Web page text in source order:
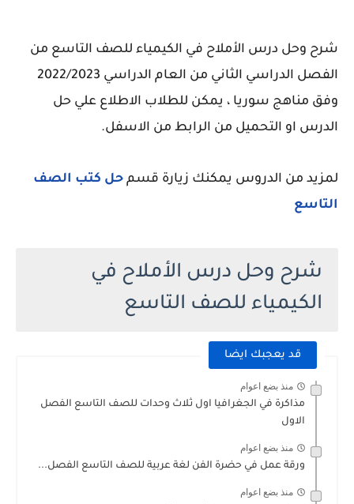
شرح وحل درس الأملاح في الكيمياء للصف التاسع من
الفصل الدراسي الثاني من العام الدراسي 2022/2023
وفق مناهج سوريا ، يمكن للطلاب الاطلاع علي حل
الدرس او التحميل من الرابط من الاسفل.
لمزيد من الدروس يمكنك زيارة قسم حل كتب الصف
التاسع
شرح وحل درس الأملاح في
الكيمياء للصف التاسع
قد يعجبك ايضا
منذ بضع اعوام
مذاكرة في الجغرافيا اول ثلاث وحدات للصف التاسع الفصل
الاول
منذ بضع اعوام
ورقة عمل في حضرة الفن لغة عربية للصف التاسع الفصل...
منذ بضع اعوام